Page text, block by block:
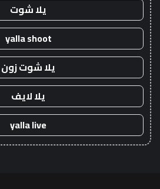
يلا شوت
yalla shoot
يلا شوت زون
يلا لايف
yalla live